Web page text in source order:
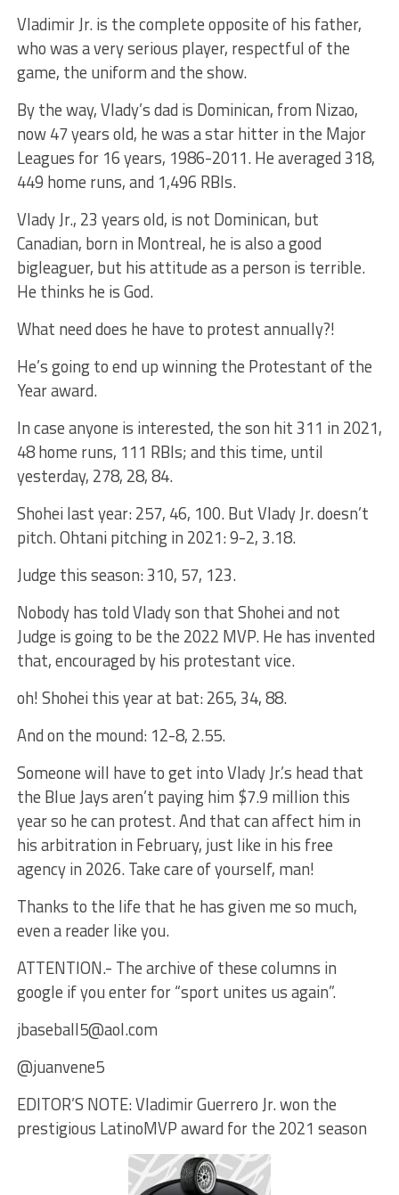
Vladimir Jr. is the complete opposite of his father,
who was a very serious player, respectful of the
game, the uniform and the show.
By the way, Vlady’s dad is Dominican, from Nizao,
now 47 years old, he was a star hitter in the Major
Leagues for 16 years, 1986-2011. He averaged 318,
449 home runs, and 1,496 RBIs.
Vlady Jr., 23 years old, is not Dominican, but
Canadian, born in Montreal, he is also a good
bigleaguer, but his attitude as a person is terrible.
He thinks he is God.
What need does he have to protest annually?!
He’s going to end up winning the Protestant of the
Year award.
In case anyone is interested, the son hit 311 in 2021,
48 home runs, 111 RBIs; and this time, until
yesterday, 278, 28, 84.
Shohei last year: 257, 46, 100. But Vlady Jr. doesn’t
pitch. Ohtani pitching in 2021: 9-2, 3.18.
Judge this season: 310, 57, 123.
Nobody has told Vlady son that Shohei and not
Judge is going to be the 2022 MVP. He has invented
that, encouraged by his protestant vice.
oh! Shohei this year at bat: 265, 34, 88.
And on the mound: 12-8, 2.55.
Someone will have to get into Vlady Jr.’s head that
the Blue Jays aren’t paying him $7.9 million this
year so he can protest. And that can affect him in
his arbitration in February, just like in his free
agency in 2026. Take care of yourself, man!
Thanks to the life that he has given me so much,
even a reader like you.
ATTENTION.- The archive of these columns in
google if you enter for “sport unites us again”.
jbaseball5@aol.com
@juanvene5
EDITOR’S NOTE: Vladimir Guerrero Jr. won the
prestigious LatinoMVP award for the 2021 season